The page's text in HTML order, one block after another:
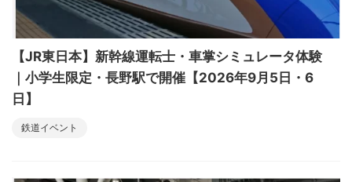
【JR東日本】新幹線運転士・車掌シミュレータ体験
｜小学生限定・長野駅で開催【2026年9月5日・6
日】
鉄道イベント